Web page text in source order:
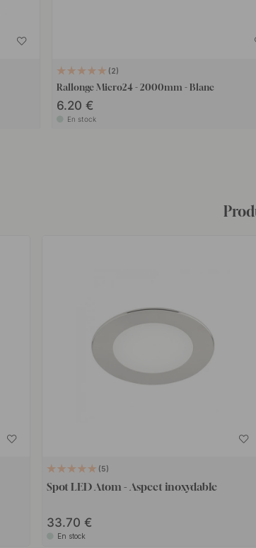
2
Rallonge Micro24 - 2000mm - Blanc
6.20 €
En stock
5
Spot LED Atom - Aspect inoxydable
33.70
En stock